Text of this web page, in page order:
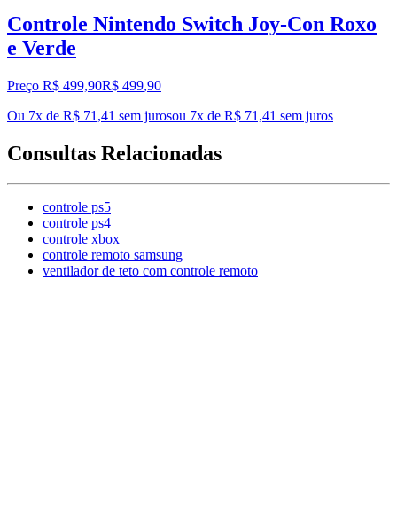
Controle Nintendo Switch Joy-Con Roxo
e Verde
Preço R$ 499,90R$ 499,90
Ou 7x de R$ 71,41 sem jurosou 7x de R$ 71,41 sem juros
Consultas Relacionadas
controle ps5
controle ps4
controle xbox
controle remoto samsung
ventilador de teto com controle remoto